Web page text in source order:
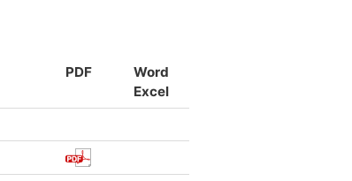
PDF
Word
Excel